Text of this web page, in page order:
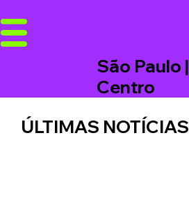
São Paulo |
Centro
ÚLTIMAS NOTÍCIAS